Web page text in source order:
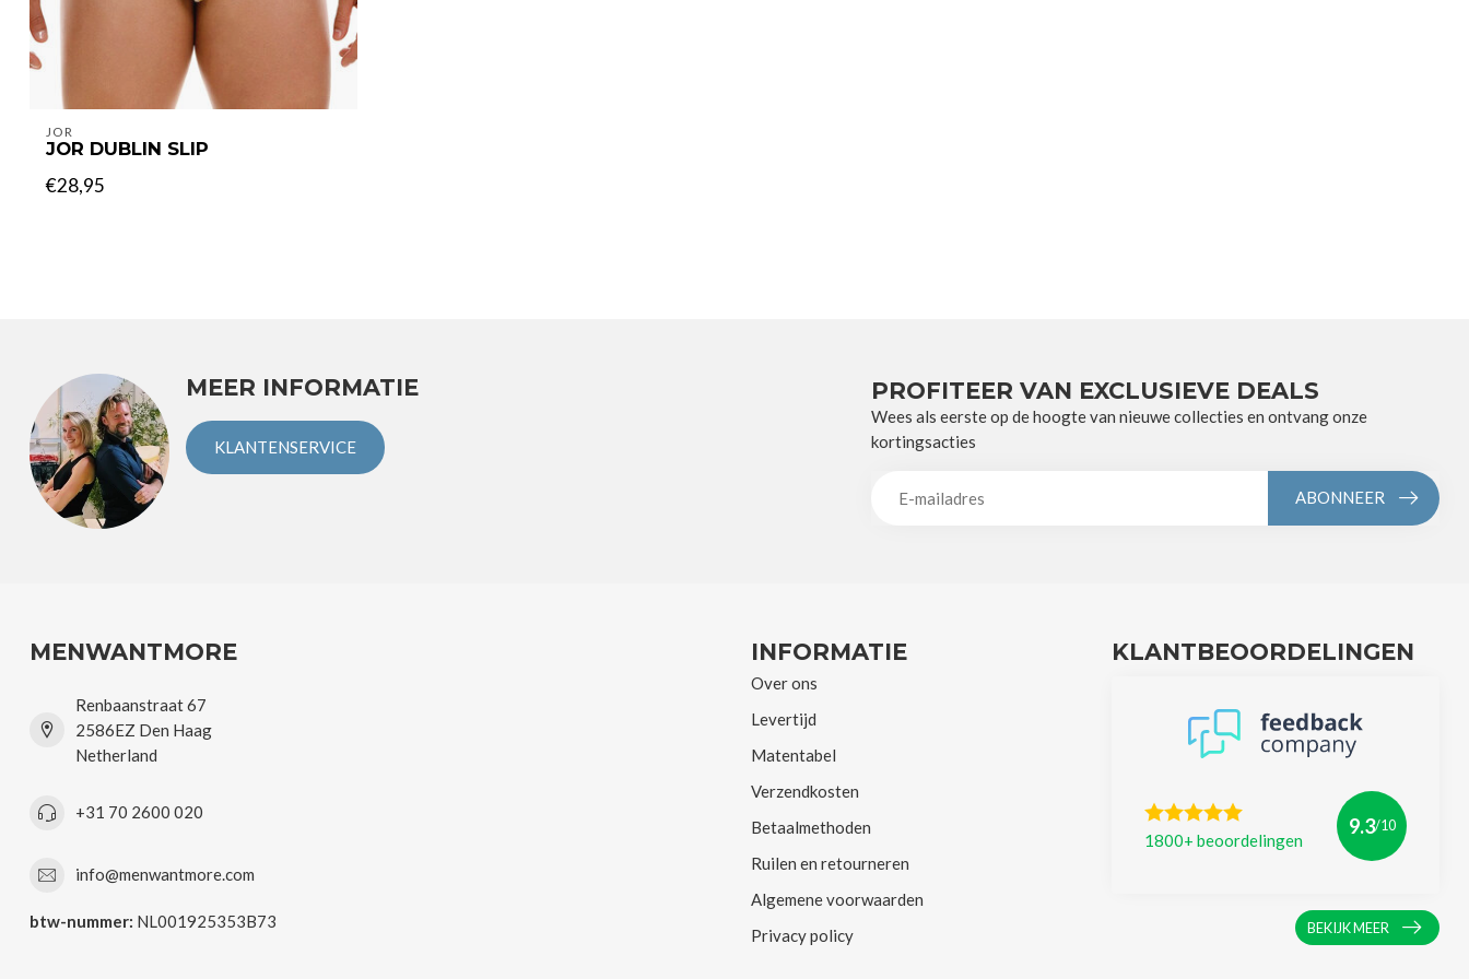
JOR
JOR DUBLIN SLIP
€28,95
MEER INFORMATIE
KLANTENSERVICE
PROFITEER VAN EXCLUSIEVE DEALS
Wees als eerste op de hoogte van nieuwe collecties en ontvang onze
kortingsacties
ABONNEER
MENWANTMORE
Renbaanstraat 67
2586EZ Den Haag
Netherland
+31 70 2600 020
info@menwantmore.com
btw-nummer: NL001925353B73
INFORMATIE
Over ons
Levertijd
Matentabel
Verzendkosten
Betaalmethoden
Ruilen en retourneren
Algemene voorwaarden
Privacy policy
KLANTBEOORDELINGEN
1800+ beoordelingen
9.3/10
BEKIJK MEER